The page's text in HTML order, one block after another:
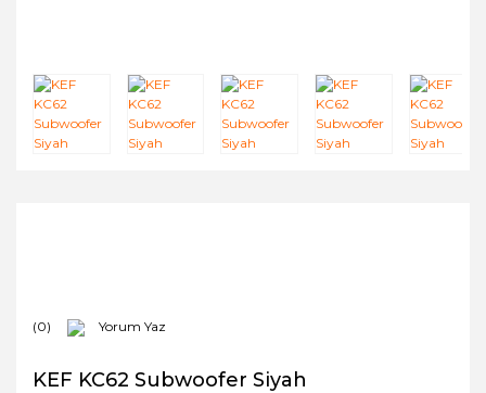
(0) Yorum Yaz
KEF KC62 Subwoofer Siyah